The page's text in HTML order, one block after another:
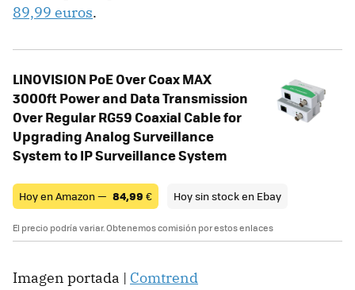
89,99 euros.
LINOVISION PoE Over Coax MAX
3000ft Power and Data Transmission
Over Regular RG59 Coaxial Cable for
Upgrading Analog Surveillance
System to IP Surveillance System
Hoy en Amazon — 84,99 € Hoy sin stock en Ebay
El precio podría variar. Obtenemos comisión por estos enlaces
Imagen portada | Comtrend